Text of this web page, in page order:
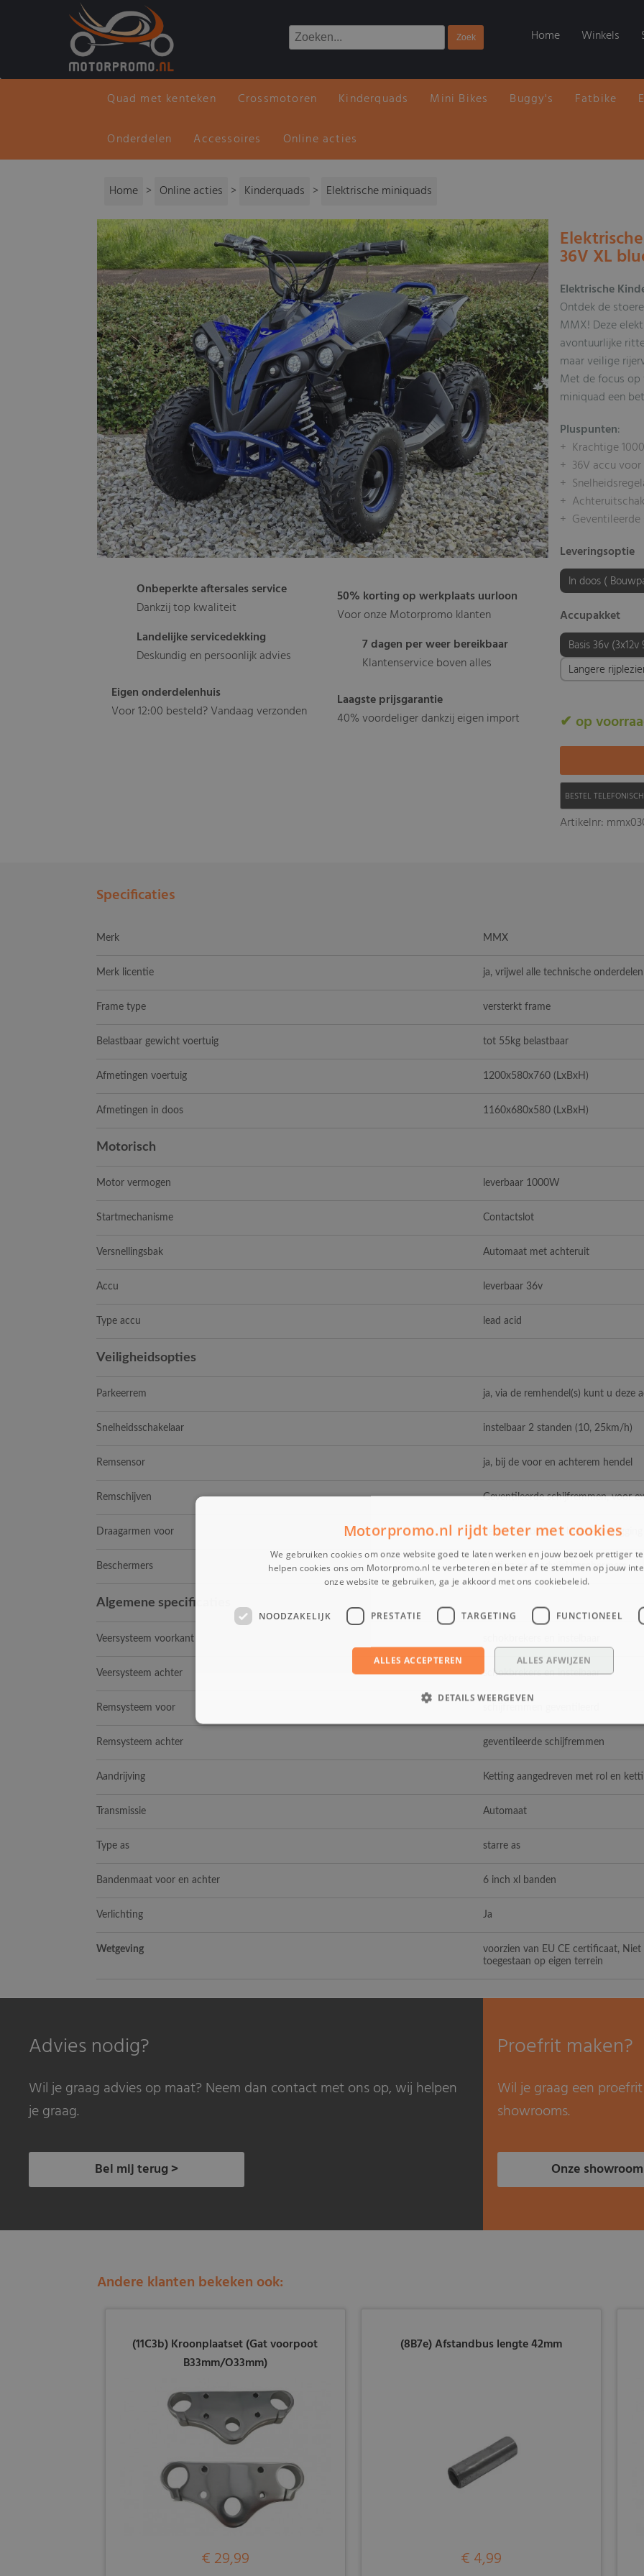
Home Winkels
Quad met kenteken Crossmotoren Kinderquads Mini Bikes Buggy's Fatbike
Onderdelen Accessoires Online acties
Home > Online acties > Kinderquads > Elektrische miniquads
Onbeperkte aftersales service
Dankzij top kwaliteit
Landelijke servicedekking
Deskundig en persoonlijk advies
Eigen onderdelenhuis
Voor 12:00 besteld? Vandaag verzonden
50% korting op werkplaats uurloon
Voor onze Motorpromo klanten
7 dagen per weer bereikbaar
Klantenservice boven alles
Laagste prijsgarantie
40% voordeliger dankzij eigen import
36V XL
Elektrische
Ontdek de
MMX! Deze
avontuurlijke
maar veilige
Met de focus
miniquad een
Pluspunten:
+ Krachtige
+ 36V accu
+
+
+
Leveringsoptie
In doos (
Accupakket
Basis 36v (3x12v
Langere
✔ op
BESTEL TELEFONISCH
Artikelnr:
Specificaties
Merk MMX
Merk licentie ja, vrijwel alle technische
Frame type versterkt frame
Belastbaar gewicht voertuig tot 55kg belastbaar
Afmetingen voertuig 1200x580x760 (LxBxH)
Afmetingen in doos 1160x680x580 (LxBxH)
Motorisch
Motor vermogen leverbaar 1000W
Startmechanisme Contactslot
Versnellingsbak Automaat met achteruit
Accu leverbaar 36v
Type accu lead acid
Veiligheidsopties
Parkeerrem ja, via de remhendel(s) kunt u deze
Snelheidsschakelaar instelbaar 2 standen (10, 25km/h)
Remsensor ja, bij de voor en achterem hendel
Remschijven Geventileerde schijfremmen, voor
Draagarmen voor verbreed voor een betere
Beschermers Ketting en tandwiel beschermers
Algemene specificaties
Veersysteem voorkant
Veersysteem achter schokbrekers en instelbaar
Remsysteem voor
Remsysteem achter geventileerde schijfremmen
Aandrijving Ketting aangedreven met rol en
Transmissie Automaat
Type as starre as
Bandenmaat voor en achter 6 inch xl banden
Verlichting Ja
Wetgeving
voorzien van EU CE certificaat,
toegestaan op eigen terrein
Advies nodig?
Wil je graag advies op maat? Neem dan contact met ons op, wij helpen
je graag.
Bel mij terug >
Proefrit maken?
Wil je graag een
showrooms.
Onze
Andere klanten bekeken ook:
(11C3b) Kroonplaatset (Gat voorpoot
B33mm/O33mm)
€ 29,99
(8B7e) Afstandbus lengte 42mm
€ 4,99
Motorpromo.nl rijdt beter met cookies
We gebruiken cookies om onze website goed te laten werken en jouw bezoek prettiger
helpen cookies ons om Motorpromo.nl te verbeteren en beter af te stemmen op jouw
onze website te gebruiken, ga je akkoord met ons cookiebeleid.
NOODZAKELIJK PRESTATIE TARGETING FUNCTIONEEL
ALLES ACCEPTEREN ALLES AFWIJZEN
DETAILS WEERGEVEN